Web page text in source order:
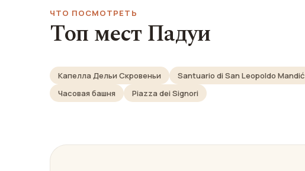
ЧТО ПОСМОТРЕТЬ
Топ мест Падуи
Капелла Дельи Скровеньи Santuario di San Leopoldo Mandić
Часовая башня
Piazza dei Signori